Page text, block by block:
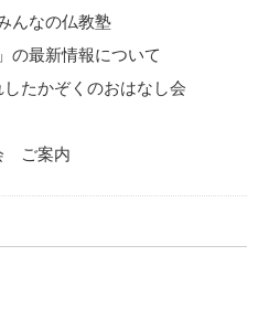
んなの仏教塾
の最新情報について
たかぞくのおはなし会
ご案内